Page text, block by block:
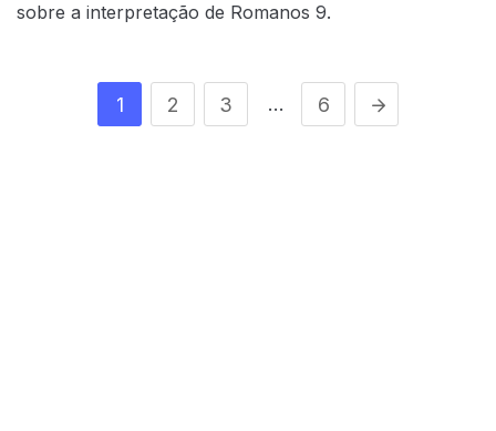
sobre a interpretação de Romanos 9.
1 2 3 … 6